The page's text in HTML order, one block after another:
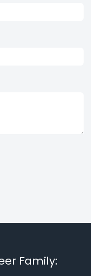
Family: